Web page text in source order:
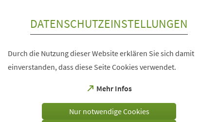
DATENSCHUTZEINSTELLUNGEN
Durch die Nutzung dieser Website erklären Sie sich damit
einverstanden, dass diese Seite Cookies verwendet.
Mehr Infos
(Öffnet
einem
Nur notwendige Cookies